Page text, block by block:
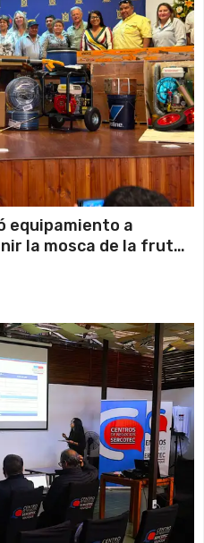
equipamiento a
la mosca de la fruta